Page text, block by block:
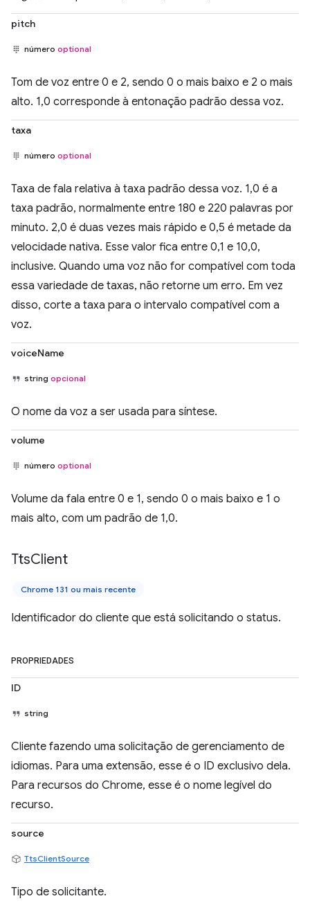
pitch
número optional
Tom de voz entre 0 e 2, sendo 0 o mais baixo e 2 o mais
alto. 1,0 corresponde à entonação padrão dessa voz.
taxa
número optional
Taxa de fala relativa à taxa padrão dessa voz. 1,0 é a
taxa padrão, normalmente entre 180 e 220 palavras por
minuto. 2,0 é duas vezes mais rápido e 0,5 é metade da
velocidade nativa. Esse valor fica entre 0,1 e 10,0,
inclusive. Quando uma voz não for compatível com toda
essa variedade de taxas, não retorne um erro. Em vez
disso, corte a taxa para o intervalo compatível com a
voz.
voiceName
string opcional
O nome da voz a ser usada para síntese.
volume
número optional
Volume da fala entre 0 e 1, sendo 0 o mais baixo e 1 o
mais alto, com um padrão de 1,0.
TtsClient
Chrome 131 ou mais recente
Identificador do cliente que está solicitando o status.
PROPRIEDADES
ID
string
Cliente fazendo uma solicitação de gerenciamento de
idiomas. Para uma extensão, esse é o ID exclusivo dela.
Para recursos do Chrome, esse é o nome legível do
recurso.
source
TtsClientSource
Tipo de solicitante.